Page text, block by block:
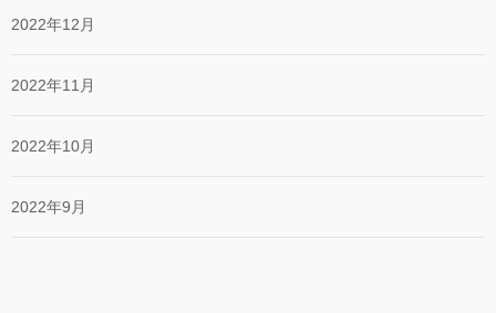
2022年12月
2022年11月
2022年10月
2022年9月